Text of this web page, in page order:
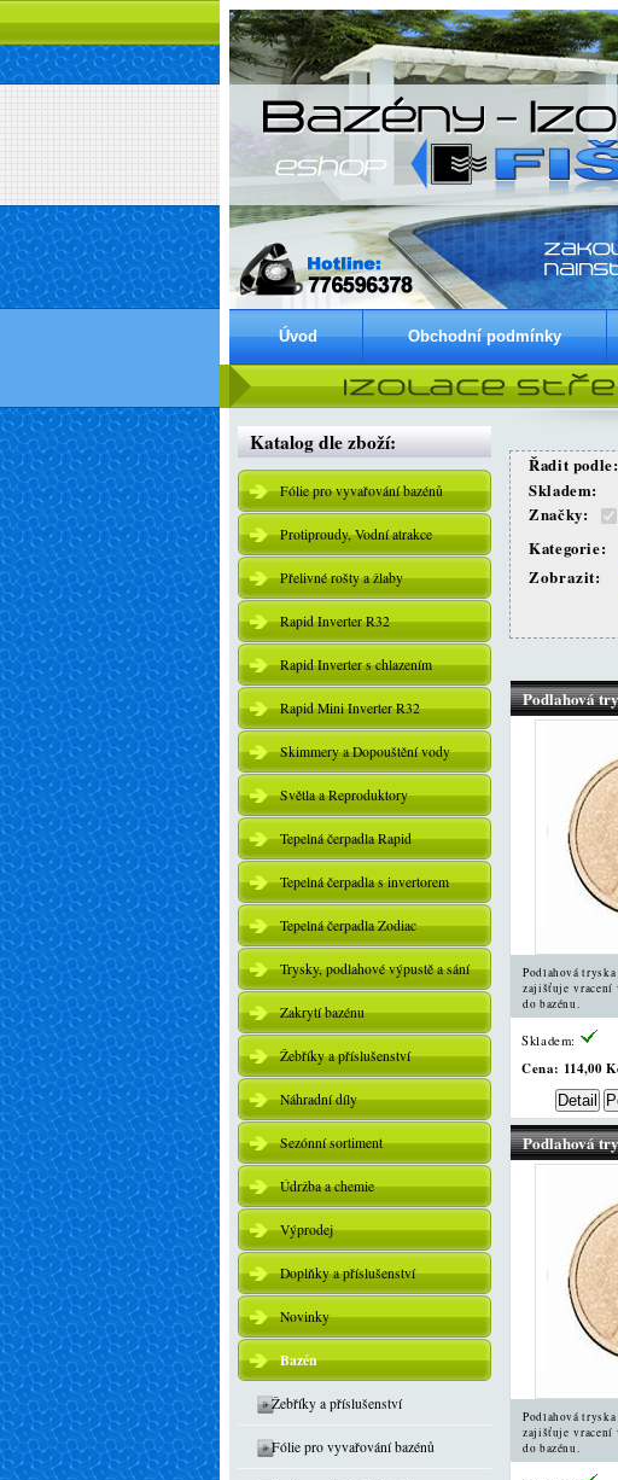
Úvod Obchodní podmínky
Katalog dle zboží:
Fólie pro vyvařování bazénů
Protiproudy, Vodní atrakce
Přelivné rošty a žlaby
Rapid Inverter R32
Rapid Inverter s chlazením
Rapid Mini Inverter R32
Skimmery a Dopouštění vody
Světla a Reproduktory
Tepelná čerpadla Rapid
Tepelná čerpadla s invertorem
Tepelná čerpadla Zodiac
Trysky, podlahové výpustě a sání
Zakrytí bazénu
Žebříky a příslušenství
Náhradní díly
Sezónní sortiment
Údržba a chemie
Výprodej
Doplňky a příslušenství
Novinky
Bazén
Žebříky a příslušenství
Fólie pro vyvařování bazénů
Řadit podle:
Skladem:
Značky:
Kategorie:
Zobrazit:
Podlahová
Podlahová
zajišťuje vracení
do bazénu.
Skladem:
Cena: 114,00
Podlahová
Podlahová
zajišťuje vracení
do bazénu.